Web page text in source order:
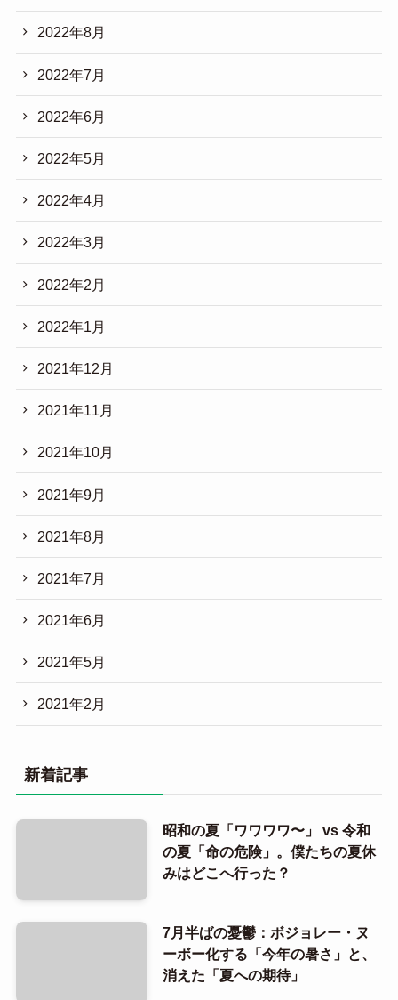
2022年8月
2022年7月
2022年6月
2022年5月
2022年4月
2022年3月
2022年2月
2022年1月
2021年12月
2021年11月
2021年10月
2021年9月
2021年8月
2021年7月
2021年6月
2021年5月
2021年2月
新着記事
昭和の夏「ワワワワ〜」 vs 令和
の夏「命の危険」。僕たちの夏休
みはどこへ行った？
7月半ばの憂鬱：ボジョレー・ヌ
ーボー化する「今年の暑さ」と、
消えた「夏への期待」